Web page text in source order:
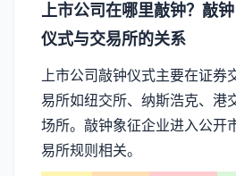
上市公司在哪里敲钟？敲钟
仪式与交易所的关系
上市公司敲钟仪式主要在证券
易所如纽交所、纳斯浩克、港
场所。敲钟象征企业进入公开
易所规则相关。